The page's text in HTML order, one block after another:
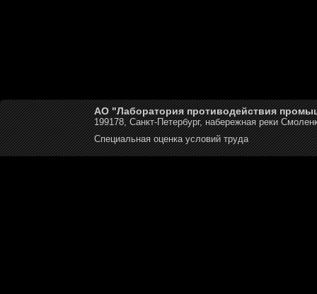
АО "Лаборатория противодействия
199178, Санкт-Петербург, набережная реки
Специальная оценка условий труда